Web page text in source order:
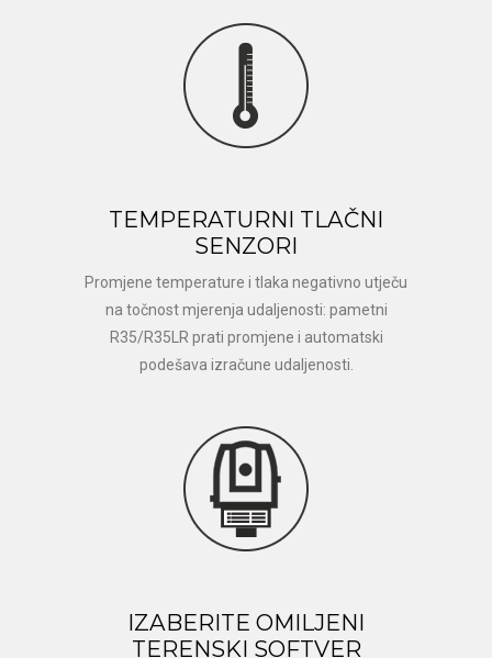
TEMPERATURNI TLAČNI
SENZORI
Promjene temperature i tlaka negativno utječu
na točnost mjerenja udaljenosti: pametni
R35/R35LR prati promjene i automatski
podešava izračune udaljenosti.
IZABERITE OMILJENI
TERENSKI SOFTVER